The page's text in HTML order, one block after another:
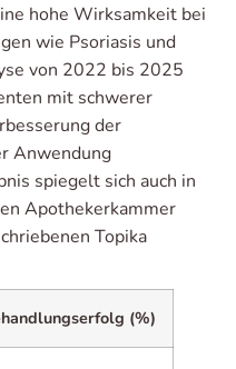
hohe Wirksamkeit bei
wie Psoriasis und
von 2022 bis 2025
mit schwerer
der
Anwendung
spiegelt sich auch in
Apothekerkammer
Topika
(%)